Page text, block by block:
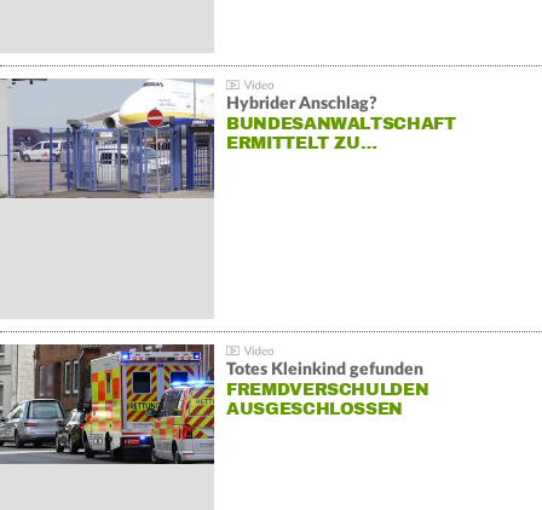
Hybrider Anschlag?
BUNDESANWALTSCHAFT
ERMITTELT ZU…
Totes Kleinkind gefunden
FREMDVERSCHULDEN
AUSGESCHLOSSEN